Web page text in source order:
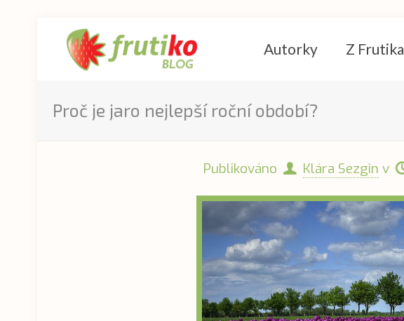
Autorky Z Frutika
Proč je jaro nejlepší roční období?
Publikováno Klára Sezgin v